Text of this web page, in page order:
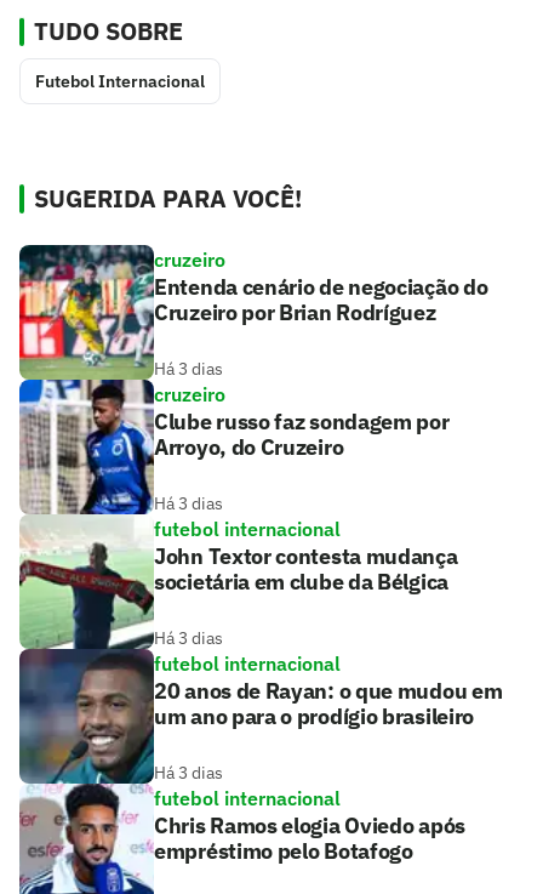
TUDO SOBRE
Futebol Internacional
SUGERIDA PARA VOCÊ!
cruzeiro
Entenda cenário de negociação do
Cruzeiro por Brian Rodríguez
Há 3 dias
cruzeiro
Clube russo faz sondagem por
Arroyo, do Cruzeiro
Há 3 dias
futebol internacional
John Textor contesta mudança
societária em clube da Bélgica
Há 3 dias
futebol internacional
20 anos de Rayan: o que mudou em
um ano para o prodígio brasileiro
Há 3 dias
futebol internacional
Chris Ramos elogia Oviedo após
empréstimo pelo Botafogo